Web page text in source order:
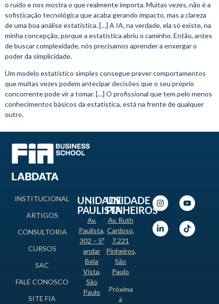
o ruído e nos mostra o que realmente importa. Muitas vezes, não é a
sofisticação tecnológica que acaba gerando impacto, mas a clareza
de uma boa análise estatística. […] A IA, na verdade, ela só existe, na
minha concepção, porque a estatística abriu o caminho. Então, antes
de buscar complexidade, nós precisamos aprender a enxergar o
poder da simplicidade.
Um modelo estatístico simples consegue prever comportamentos
que muitas vezes podem antecipar decisões que o seu próprio
concorrente pode vir a tomar. […] O profissional que tem pelo menos
conhecimentos básicos da estatística, está na frente de qualquer
outro.
INSTITUCIONAL
ARTIGOS
CONSULTORIA
CURSOS
SAC
FALE CONOSCO
SITE FIA
UNIDADE
PAULISTA
Av.
Paulista,
302 – 5º
andar
Bela
Vista,
São
Paulo
UNIDADE
PINHEIROS
Av. Ruth
Cardoso,
7.221
Pinheiros,
São
Paulo
Próxima
à